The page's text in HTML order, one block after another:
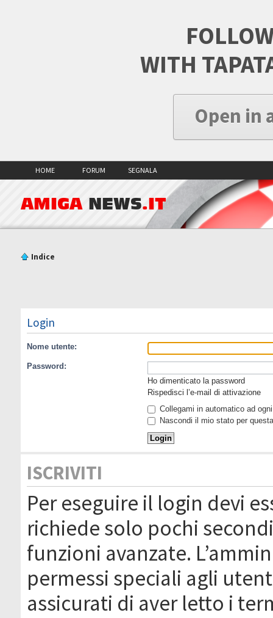
WITH
Open in
HOME FORUM SEGNALA
AMIGA NEWS.IT
Indice
Login
Nome utente:
Password:
Ho dimenticato la password
Rispedisci l’e-mail di attivazione
Collegami in automatico ad
Nascondi il mio stato per
ISCRIVITI
Per eseguire il login devi
richiede solo pochi
funzioni avanzate.
permessi speciali agli
assicurati di aver letto i